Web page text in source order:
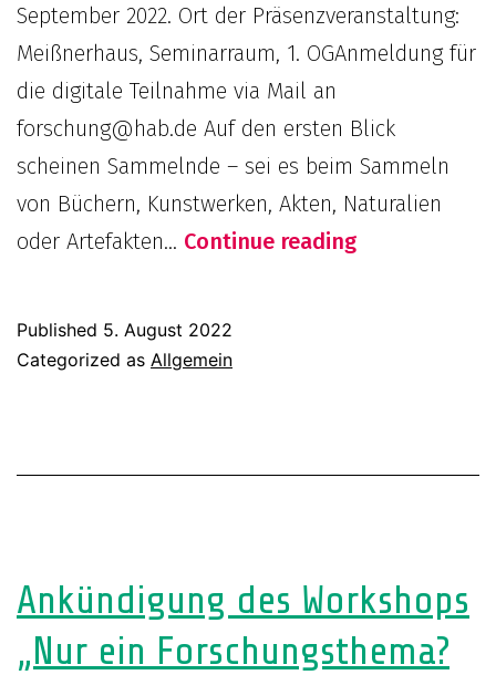
September 2022. Ort der Präsenzveranstaltung:
Meißnerhaus, Seminarraum, 1. OGAnmeldung für
die digitale Teilnahme via Mail an
forschung@hab.de Auf den ersten Blick
scheinen Sammelnde – sei es beim Sammeln
von Büchern, Kunstwerken, Akten, Naturalien
oder Artefakten… Continue readingTagung:
Published 5. August 2022
Categorized as Allgemein
Ankündigung des Workshops
„Nur ein Forschungsthema?